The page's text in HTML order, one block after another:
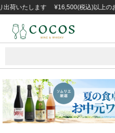
たします ¥16,500(税込)以上のお買